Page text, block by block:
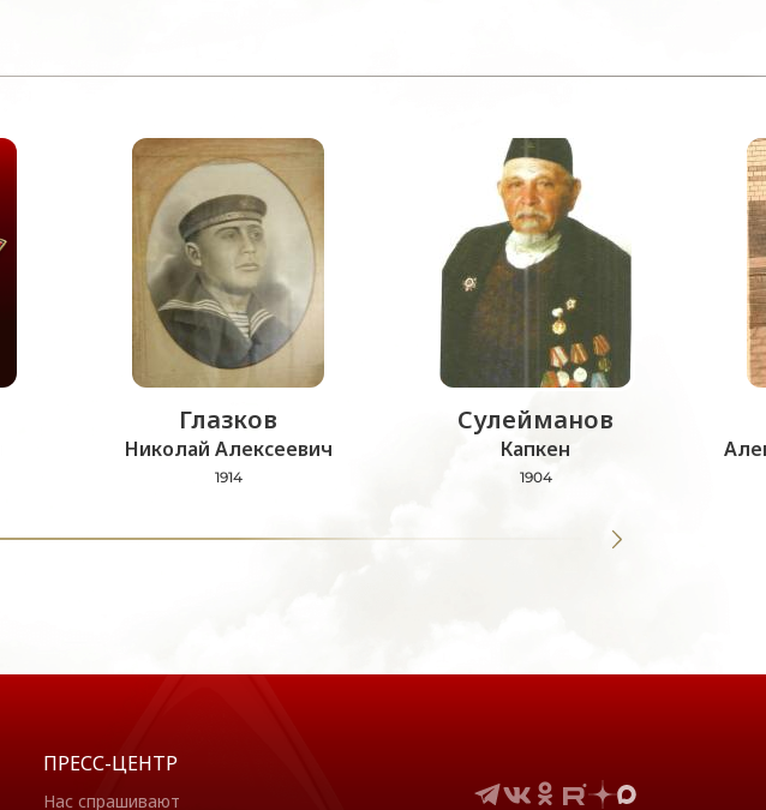
Глазков
Николай Алексеевич
1914
Сулейманов
Капкен
1904
ПРЕСС-ЦЕНТР
Нас спрашивают